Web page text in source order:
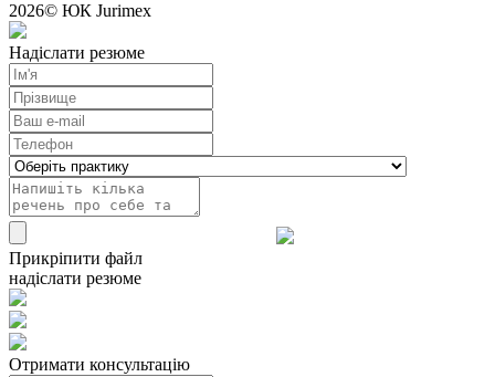
2026© ЮК Jurimex
Надіслати резюме
Прикріпити файл
надіслати резюме
Отримати консультацію